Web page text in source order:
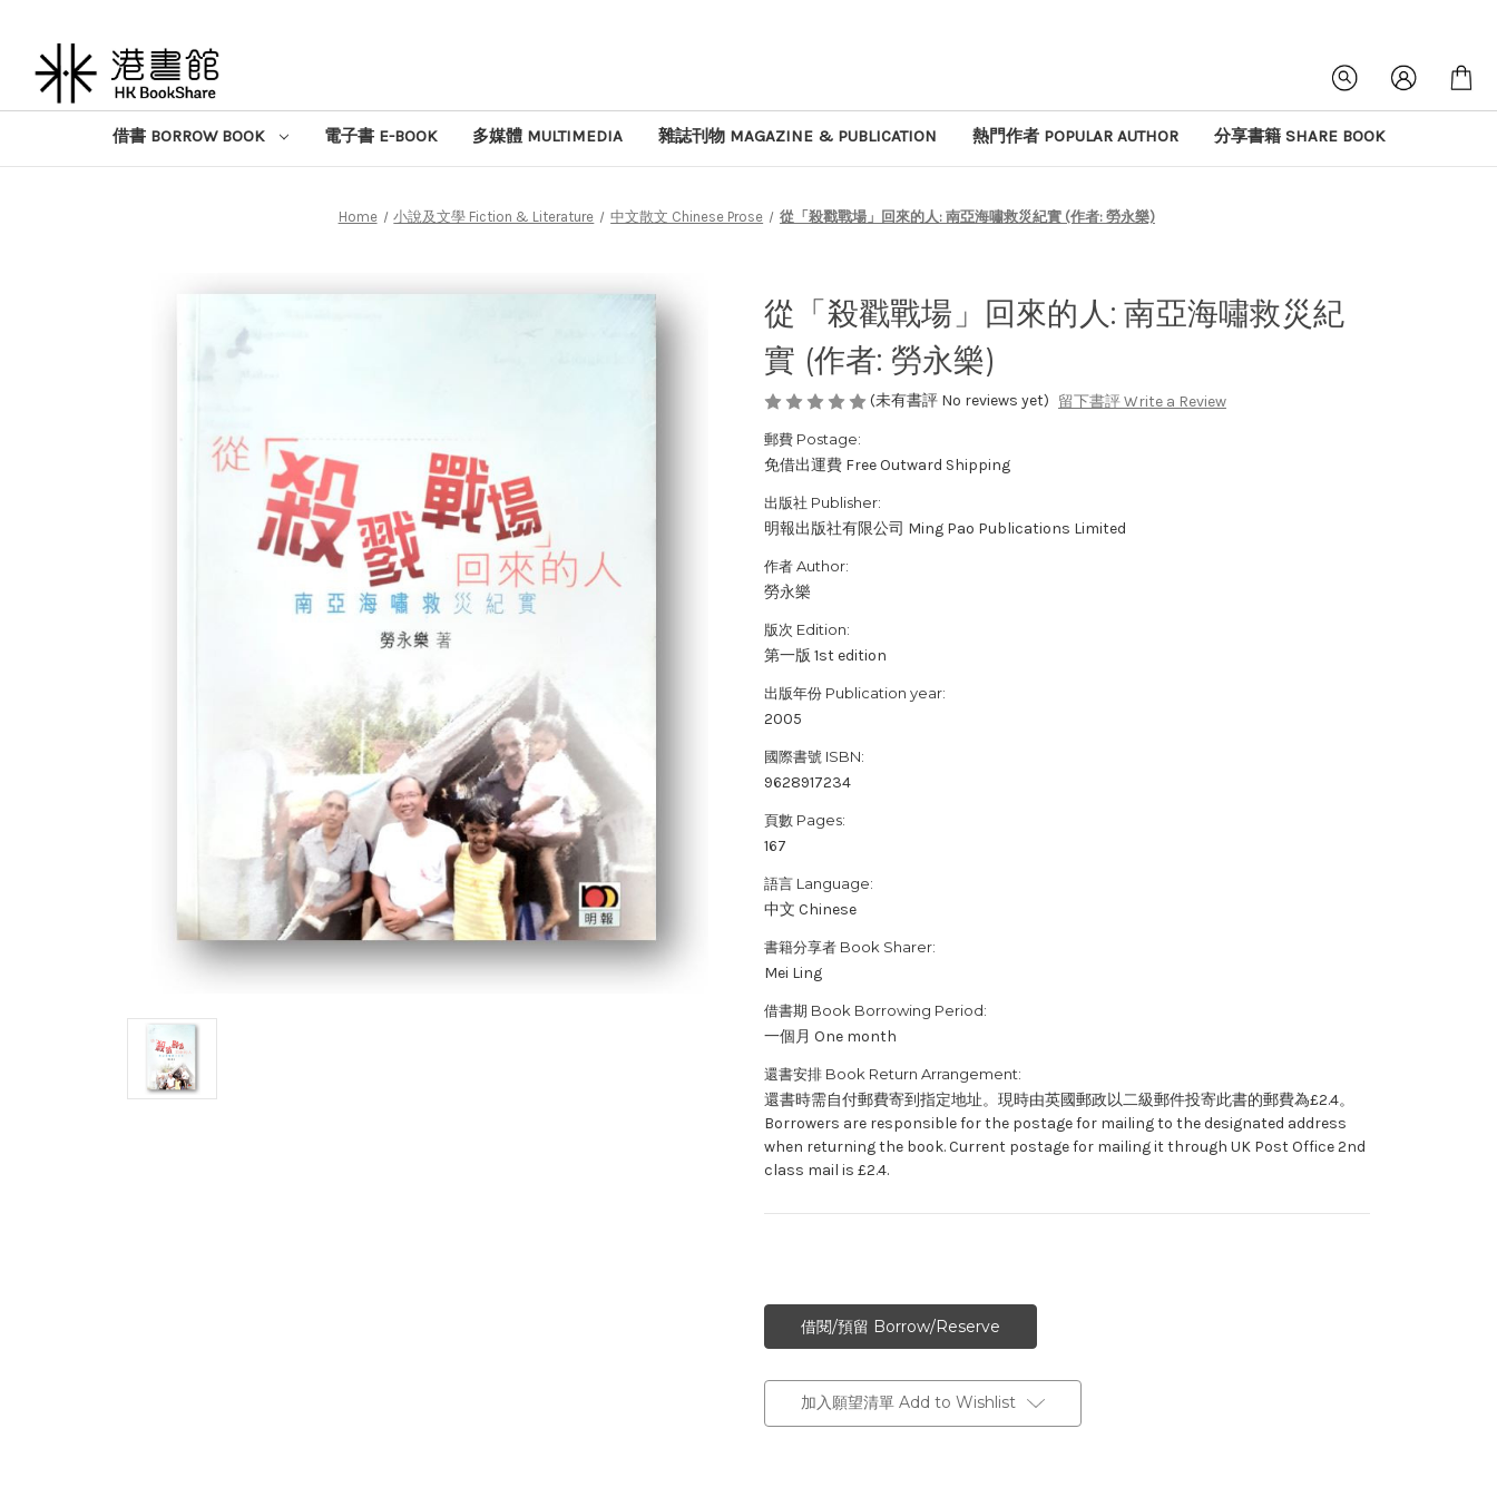
借書 BORROW BOOK 電子書 E-BOOK 多媒體 MULTIMEDIA 雜誌刊物 MAGAZINE & PUBLICATION 熱門作者 POPULAR AUTHOR 分享書籍 SHARE BOOK
Home 小說及文學 Fiction & Literature 中文散文 Chinese Prose 從「殺戳戰場」回來的人: 南亞海嘯救災紀實 (作者: 勞永樂)
從「殺戳戰場」回來的人: 南亞海嘯救災紀
實 (作者: 勞永樂)
(未有書評 No reviews yet) 留下書評 Write a Review
郵費 Postage:
免借出運費 Free Outward Shipping
出版社 Publisher:
明報出版社有限公司 Ming Pao Publications Limited
作者 Author:
勞永樂
版次 Edition:
第一版 1st edition
出版年份 Publication year:
2005
國際書號 ISBN:
9628917234
頁數 Pages:
167
語言 Language:
中文 Chinese
書籍分享者 Book Sharer:
Mei Ling
借書期 Book Borrowing Period:
一個月 One month
還書安排 Book Return Arrangement:
還書時需自付郵費寄到指定地址。現時由英國郵政以二級郵件投寄此書的郵費為£2.4。
Borrowers are responsible for the postage for mailing to the designated address
when returning the book. Current postage for mailing it through UK Post Office 2nd
class mail is £2.4.
加入願望清單 Add to Wishlist